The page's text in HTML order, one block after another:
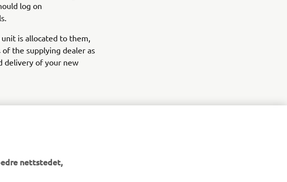
log on
is allocated to them,
the supplying dealer as
delivery of your new
nettstedet,